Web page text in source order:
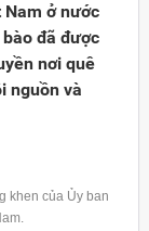
Nam ở nước
đã được
nơi quê
nguồn và
khen của Ủy ban